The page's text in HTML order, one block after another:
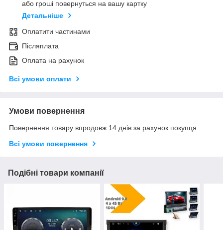
або гроші повернуться на вашу картку
Детальніше
Оплатити частинами
Післяплата
Оплата на рахунок
Всі умови оплати
Умови повернення
Повернення товару впродовж 14 днів за рахунок покупця
Всі умови повернення
Подібні товари компанії